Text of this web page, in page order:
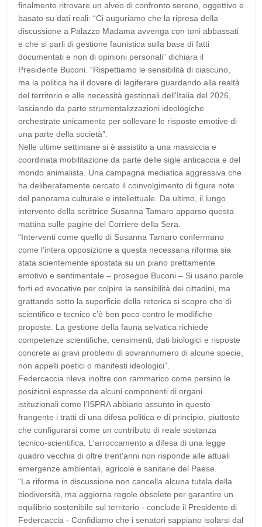
finalmente ritrovare un alveo di confronto sereno, oggettivo e
basato su dati reali: “Ci auguriamo che la ripresa della
discussione a Palazzo Madama avvenga con toni abbassati
e che si parli di gestione faunistica sulla base di fatti
documentati e non di opinioni personali” dichiara il
Presidente Buconi. “Rispettiamo le sensibilità di ciascuno,
ma la politica ha il dovere di legiferare guardando alla realtà
del territorio e alle necessità gestionali dell'Italia del 2026,
lasciando da parte strumentalizzazioni ideologiche
orchestrate unicamente per sollevare le risposte emotive di
una parte della società”.
Nelle ultime settimane si è assistito a una massiccia e
coordinata mobilitazione da parte delle sigle anticaccia e del
mondo animalista. Una campagna mediatica aggressiva che
ha deliberatamente cercato il coinvolgimento di figure note
del panorama culturale e intellettuale. Da ultimo, il lungo
intervento della scrittrice Susanna Tamaro apparso questa
mattina sulle pagine del Corriere della Sera.
“Interventi come quello di Susanna Tamaro confermano
come l’intera opposizione a questa necessaria riforma sia
stata scientemente spostata su un piano prettamente
emotivo e sentimentale – prosegue Buconi – Si usano parole
forti ed evocative per colpire la sensibilità dei cittadini, ma
grattando sotto la superficie della retorica si scopre che di
scientifico e tecnico c’è ben poco contro le modifiche
proposte. La gestione della fauna selvatica richiede
competenze scientifiche, censimenti, dati biologici e risposte
concrete ai gravi problemi di sovrannumero di alcune specie,
non appelli poetici o manifesti ideologici”.
Federcaccia rileva inoltre con rammarico come persino le
posizioni espresse da alcuni componenti di organi
istituzionali come l’ISPRA abbiano assunto in questo
frangente i tratti di una difesa politica e di principio, piuttosto
che configurarsi come un contributo di reale sostanza
tecnico-scientifica. L'arroccamento a difesa di una legge
quadro vecchia di oltre trent'anni non risponde alle attuali
emergenze ambientali, agricole e sanitarie del Paese.
“La riforma in discussione non cancella alcuna tutela della
biodiversità, ma aggiorna regole obsolete per garantire un
equilibrio sostenibile sul territorio - conclude il Presidente di
Federcaccia - Confidiamo che i senatori sappiano isolarsi dal